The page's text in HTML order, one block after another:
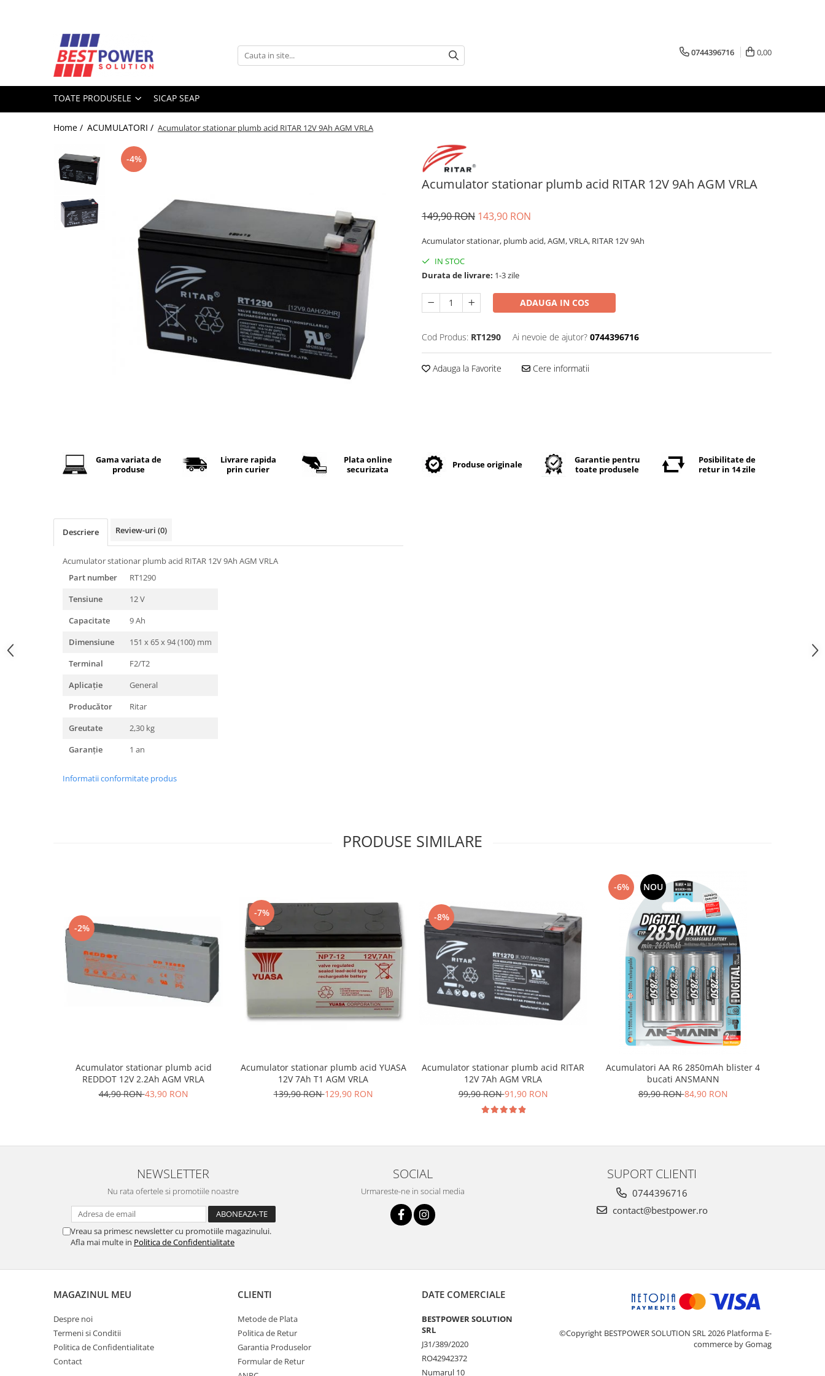
Toate Produsele
ACUMULATORI
Acumulatori Moto
Acumulatori Vehicule electrice
Acumulatori LiFePO4
UPS - Calculatoare
UPS - Centrale termice
0744396716 0,00
TOATE PRODUSELE SICAP SEAP
Home / ACUMULATORI / Acumulator stationar plumb acid RITAR 12V 9Ah AGM VRLA
Acumulator stationar plumb acid RITAR 12V 9Ah AGM VRLA
-4%
149,90 RON 143,90 RON
Acumulator stationar, plumb acid, AGM, VRLA, RITAR 12V 9Ah
IN STOC
Durata de livrare: 1-3 zile
ADAUGA IN COS
Cod Produs: RT1290 Ai nevoie de ajutor? 0744396716
Adauga la Favorite Cere informatii
Gama variata de
produse
Livrare rapida
prin curier
Plata online
securizata
Produse originale
Garantie pentru
toate produsele
Posibilitate de
retur in 14 zile
Descriere Review-uri (0)
Acumulator stationar plumb acid RITAR 12V 9Ah AGM VRLA
Part number
RT1290
Tensiune
12 V
Capacitate
9 Ah
Dimensiune
151 x 65 x 94 (100) mm
Terminal
F2/T2
Aplicație
General
Producător
Ritar
Greutate
2,30 kg
Garanție
1 an
Informatii conformitate produs
PRODUSE SIMILARE
-2%
Acumulator stationar plumb acid
REDDOT 12V 2.2Ah AGM VRLA
44,90 RON43,90 RON
-7%
Acumulator stationar plumb acid YUASA
12V 7Ah T1 AGM VRLA
139,90 RON129,90 RON
-8%
Acumulator stationar plumb acid RITAR
12V 7Ah AGM VRLA
99,90 RON91,90 RON
-6% NOU
Acumulatori AA R6 2850mAh blister 4
bucati ANSMANN
89,90 RON84,90 RON
NEWSLETTER
Nu rata ofertele si promotiile noastre
Vreau sa primesc newsletter cu promotiile magazinului.
Afla mai multe in Politica de Confidentialitate
SOCIAL
Urmareste-ne in social media
SUPORT CLIENTI
0744396716
contact@bestpower.ro
MAGAZINUL MEU
Despre noi
Termeni si Conditii
Politica de Confidentialitate
Contact
CLIENTI
Metode de Plata
Politica de Retur
Garantia Produselor
Formular de Retur
DATE COMERCIALE
BESTPOWER SOLUTION
SRL
J31/389/2020
RO42942372
Numarul 10
©Copyright BESTPOWER SOLUTION SRL 2026 Platforma E-
commerce by Gomag